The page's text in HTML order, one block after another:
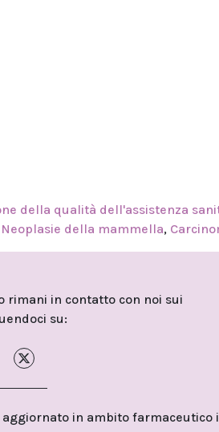
della qualità dell'assistenza
Neoplasie della mammella,
rimani in contatto con noi sui
su:
in ambito